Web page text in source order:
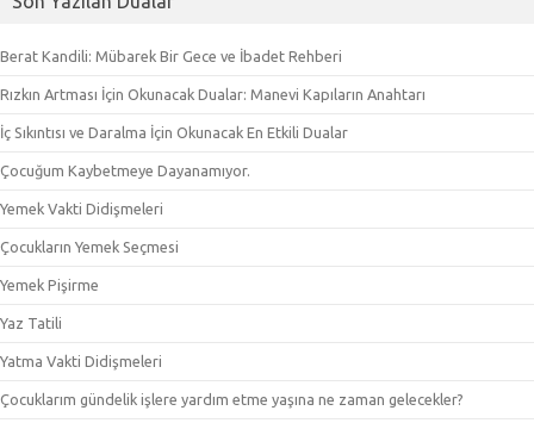
Berat Kandili: Mübarek Bir Gece ve İbadet Rehberi
Rızkın Artması İçin Okunacak Dualar: Manevi Kapıların Anahtarı
İç Sıkıntısı ve Daralma İçin Okunacak En Etkili Dualar
Çocuğum Kaybetmeye Dayanamıyor.
Yemek Vakti Didişmeleri
Çocukların Yemek Seçmesi
Yemek Pişirme
Yaz Tatili
Yatma Vakti Didişmeleri
Çocuklarım gündelik işlere yardım etme yaşına ne zaman gelecekler?